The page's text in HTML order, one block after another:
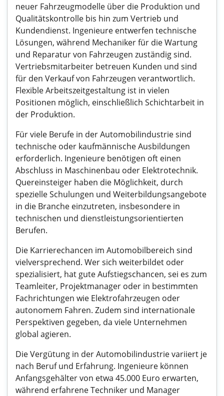
neuer Fahrzeugmodelle über die Produktion und
Qualitätskontrolle bis hin zum Vertrieb und
Kundendienst. Ingenieure entwerfen technische
Lösungen, während Mechaniker für die Wartung
und Reparatur von Fahrzeugen zuständig sind.
Vertriebsmitarbeiter betreuen Kunden und sind
für den Verkauf von Fahrzeugen verantwortlich.
Flexible Arbeitszeitgestaltung ist in vielen
Positionen möglich, einschließlich Schichtarbeit in
der Produktion.
Für viele Berufe in der Automobilindustrie sind
technische oder kaufmännische Ausbildungen
erforderlich. Ingenieure benötigen oft einen
Abschluss in Maschinenbau oder Elektrotechnik.
Quereinsteiger haben die Möglichkeit, durch
spezielle Schulungen und Weiterbildungsangebote
in die Branche einzutreten, insbesondere in
technischen und dienstleistungsorientierten
Berufen.
Die Karrierechancen im Automobilbereich sind
vielversprechend. Wer sich weiterbildet oder
spezialisiert, hat gute Aufstiegschancen, sei es zum
Teamleiter, Projektmanager oder in bestimmten
Fachrichtungen wie Elektrofahrzeugen oder
autonomem Fahren. Zudem sind internationale
Perspektiven gegeben, da viele Unternehmen
global agieren.
Die Vergütung in der Automobilindustrie variiert je
nach Beruf und Erfahrung. Ingenieure können
Anfangsgehälter von etwa 45.000 Euro erwarten,
während erfahrene Techniker und Manager